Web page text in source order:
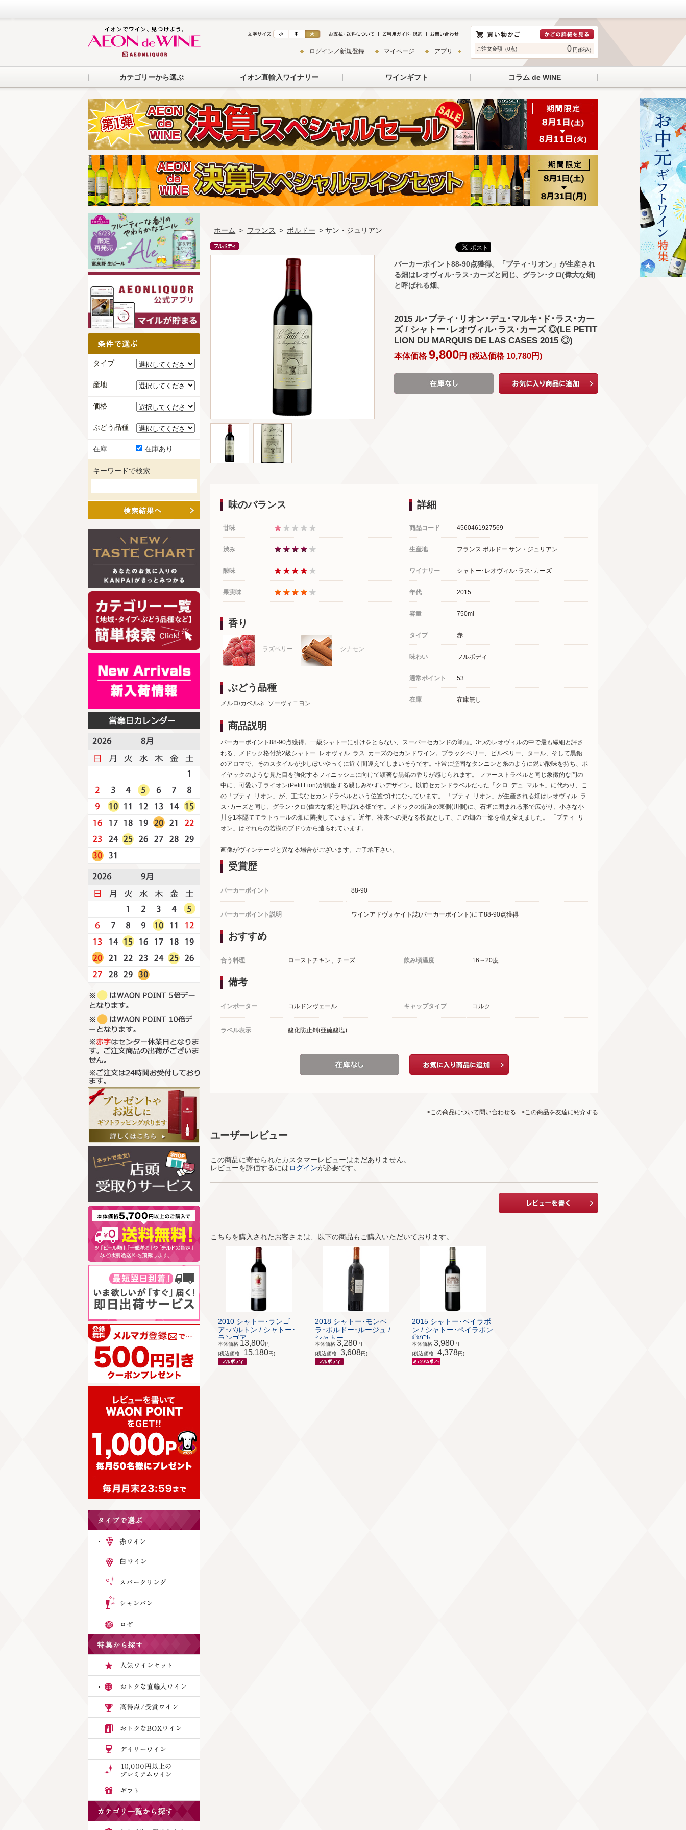
ご注文金額（0点) 0 円(税込)
ログイン／新規登録 マイページ アプリ
カテゴリーから選ぶ イオン直輸入ワイナリー ワインギフト コラム de WINE
ホーム > フランス > ボルドー > サン・ジュリアン
パーカーポイント88-90点獲得。「プティ･リオン」が生産され
る畑はレオヴィル･ラス･カーズと同じ、グラン･クロ(偉大な畑)
と呼ばれる畑。
2015 ル･プティ･リオン･デュ･マルキ･ド･ラス･カー
ズ / シャトー･レオヴィル･ラス･カーズ ◎(LE PETIT
LION DU MARQUIS DE LAS CASES 2015 ◎)
本体価格9,800円 (税込価格 10,780円)
詳細
商品コード 4560461927569
生産地 フランス ボルドー サン・ジュリアン
ワイナリー シャトー･レオヴィル･ラス･カーズ
年代 2015
容量 750ml
タイプ 赤
味わい フルボディ
通常ポイント 53
在庫 在庫無し
味のバランス
甘味
渋み
酸味
果実味
香り
ラズベリー シナモン
ぶどう品種
メルロ/カベルネ･ソーヴィニヨン
商品説明
パーカーポイント88-90点獲得。一級シャトーに引けをとらない、スーパーセカンドの筆頭。3つのレオヴィルの中で最も繊細と評さ
れる、メドック格付第2級シャトー･レオヴィル･ラス･カーズのセカンドワイン。ブラックベリー、ビルベリー、タール、そして黒鉛
のアロマで、そのスタイルが少しぽいやっくに近く間違えてしまいそうです。非常に堅固なタンニンと糸のように鋭い酸味を持ち、ポ
イヤックのような見た目を強化するフィニッシュに向けて顕著な黒鉛の香りが感じられます。 ファーストラベルと同じ象徴的な門の
中に、可愛い子ライオン(Petit Lion)が鎮座する親しみやすいデザイン。以前セカンドラベルだった「クロ･デュ･マルキ」に代わり、こ
の「プティ･リオン」が、正式なセカンドラベルという位置づけになっています。 「プティ･リオン」が生産される畑はレオヴィル･ラ
ス･カーズと同じ、グラン･クロ(偉大な畑)と呼ばれる畑です。メドックの街道の東側(川側)に、石垣に囲まれる形で広がり、小さな小
川を1本隔ててラトゥールの畑に隣接しています。近年、将来への更なる投資として、この畑の一部を植え変えました。 「プティ･リ
オン」はそれらの若樹のブドウから造られています。
画像がヴィンテージと異なる場合がございます。ご了承下さい。
受賞歴
パーカーポイント 88-90
パーカーポイント説明 ワインアドヴォケイト誌(パーカーポイント)にて88-90点獲得
おすすめ
合う料理 ローストチキン、チーズ 飲み頃温度 16～20度
備考
インポーター コルドンヴェール キャップタイプ コルク
ラベル表示 酸化防止剤(亜硫酸塩)
>この商品について問い合わせる >この商品を友達に紹介する
ユーザーレビュー
この商品に寄せられたカスタマーレビューはまだありません。
レビューを評価するにはログインが必要です。
こちらを購入されたお客さまは、以下の商品もご購入いただいております。
2010 シャトー･ランゴ
ア･バルトン / シャトー･
ランゴア...
本体価格 13,800円
(税込価格
15,180円)
2018 シャトー･モンペ
ラ･ボルドー･ルージュ /
シャトー...
本体価格 3,280円
(税込価格
3,608円)
2015 シャトー･ペイラボ
ン / シャトー･ペイラボン
◎(Ch...
本体価格 3,980円
(税込価格
4,378円)
タイプ
産地
価格
ぶどう品種
在庫 在庫あり
キーワードで検索